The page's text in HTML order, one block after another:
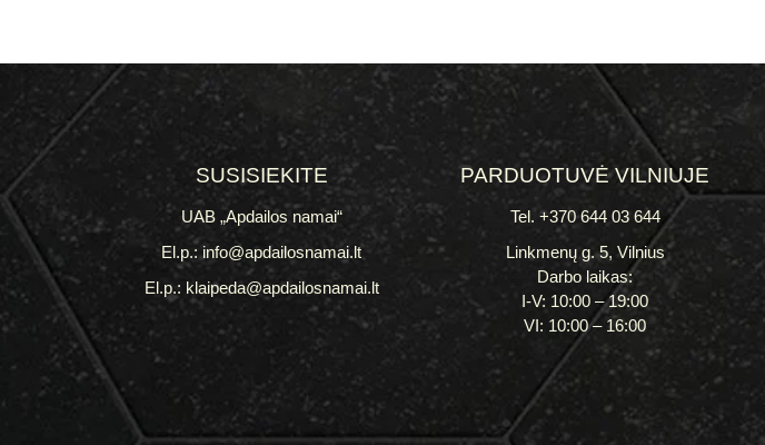
SUSISIEKITE
UAB „Apdailos namai“
El.p.: info@apdailosnamai.lt
El.p.: klaipeda@apdailosnamai.lt
PARDUOTUVĖ VILNIUJE
Tel. +370 644 03 644
Linkmenų g. 5, Vilnius
Darbo laikas:
I-V: 10:00 – 19:00
VI: 10:00 – 16:00